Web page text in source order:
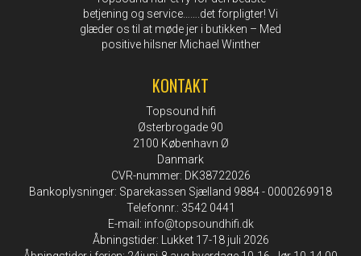
betjening og service…….det forpligter! Vi
glæder os til at møde jer i butikken – Med
positive hilsner Michael Winther
KONTAKT
Topsound hifi
Østerbrogade 90
2100 København Ø
Danmark
CVR-nummer: DK38722026
Bankoplysninger: Sparekassen Sjælland 9884 - 0000269918
Telefonnr.: 3542 0441
E-mail : info@topsoundhifi.dk
Åbningstider: Lukket 17-18 juli 2026